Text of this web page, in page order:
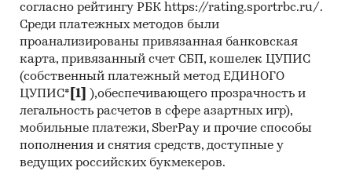
согласно рейтингу РБК https://rating.sportrbc.ru/.
Среди платежных методов были
проанализированы привязанная банковская
карта, привязанный счет СБП, кошелек ЦУПИС
(собственный платежный метод ЕДИНОГО
ЦУПИС* [1]
),обеспечивающего прозрачность и
легальность расчетов в сфере азартных игр),
мобильные платежи, SberPay и прочие способы
пополнения и снятия средств, доступные у
ведущих российских букмекеров.